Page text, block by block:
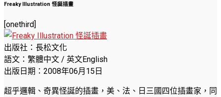
Freaky Illustration 怪誕插畫
[onethird]
出版社：長松文化
語文：繁體中文 / 英文English
出版日期：2008年06月15日
超乎邏輯、奇異怪誕的插畫，美、法、日三國四位插畫家，同